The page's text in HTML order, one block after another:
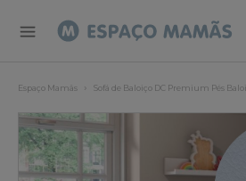
Espaço Mamãs Sofá de Baloiço DC Premium Pés